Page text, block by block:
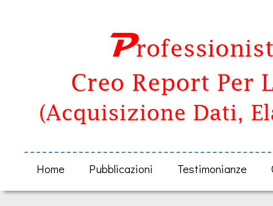
Home Pubblicazioni Testimonianze